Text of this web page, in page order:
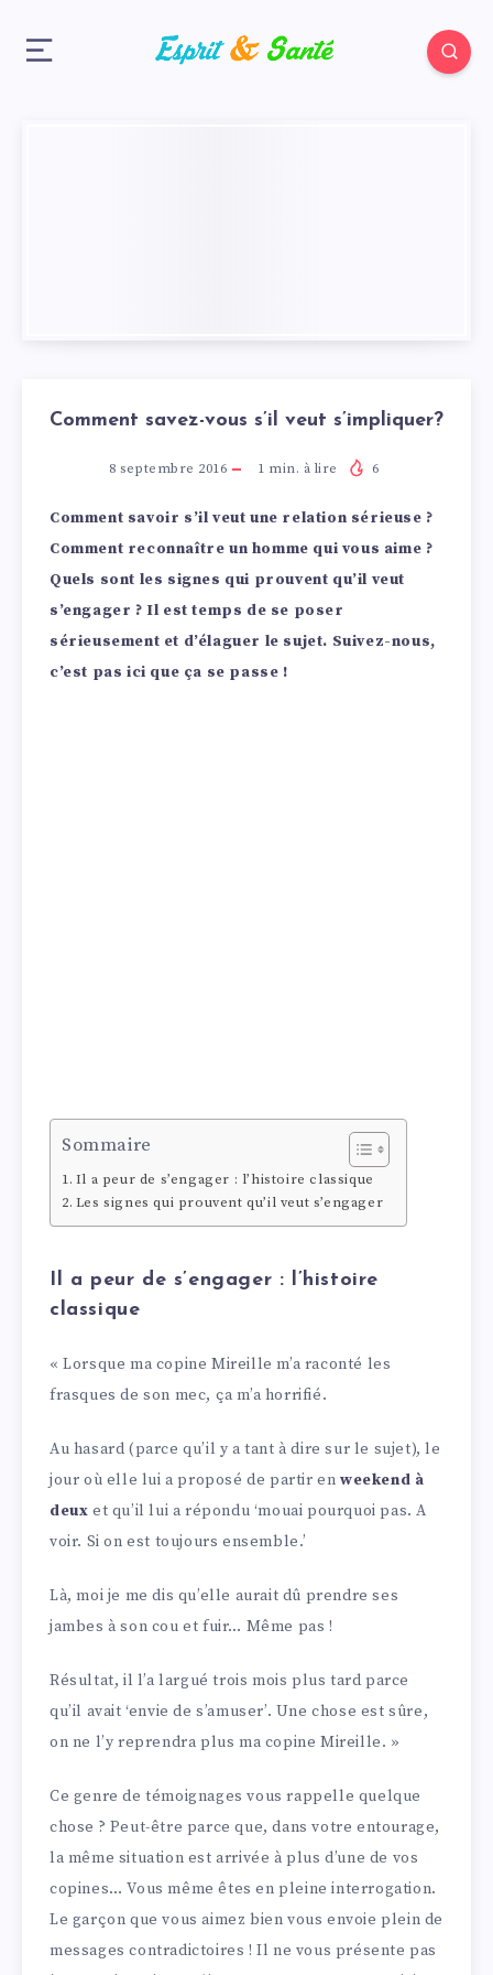
Comment savez-vous s’il veut s’impliquer?
8 septembre 2016 1 min. à lire 6
Comment savoir s’il veut une relation sérieuse ?
Comment reconnaître un homme qui vous aime ?
Quels sont les signes qui prouvent qu’il veut
s’engager ? Il est temps de se poser
sérieusement et d’élaguer le sujet. Suivez-nous,
c’est pas ici que ça se passe !
Sommaire
Il a peur de s’engager : l’histoire classique
Les signes qui prouvent qu’il veut s’engager
Il a peur de s’engager : l’histoire
classique
« Lorsque ma copine Mireille m’a raconté les
frasques de son mec, ça m’a horrifié.
Au hasard (parce qu’il y a tant à dire sur le sujet), le
jour où elle lui a proposé de partir enweekend à
deux et qu’il lui a répondu ‘mouai pourquoi pas. A
voir. Si on est toujours ensemble.’
Là, moi je me dis qu’elle aurait dû prendre ses
jambes à son cou et fuir… Même pas !
Résultat, il l’a largué trois mois plus tard parce
qu’il avait ‘envie de s’amuser’. Une chose est sûre,
on ne l’y reprendra plus ma copine Mireille. »
Ce genre de témoignages vous rappelle quelque
chose ? Peut-être parce que, dans votre entourage,
la même situation est arrivée à plus d’une de vos
copines… Vous même êtes en pleine interrogation.
Le garçon que vous aimez bien vous envoie plein de
messages contradictoires ! Il ne vous présente pas